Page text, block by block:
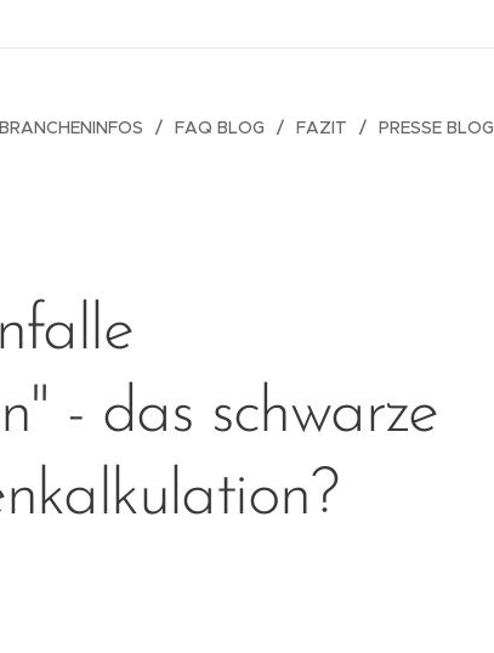
BRANCHENINFOS FAQ BLOG FAZIT PRESSE BLOG
- das schwarze